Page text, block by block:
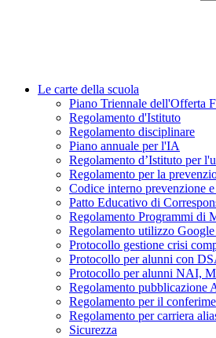
Le carte della scuola
Piano Triennale dell'Offerta
Regolamento d'Istituto
Regolamento disciplinare
Piano annuale per l'IA
Regolamento d’Istituto per
Regolamento per la
Codice interno prevenzione
Patto Educativo di
Regolamento Programmi di
Regolamento utilizzo
Protocollo gestione crisi
Protocollo per alunni con
Protocollo per alunni NAI,
Regolamento pubblicazione
Regolamento per il
Regolamento per carriera
Sicurezza